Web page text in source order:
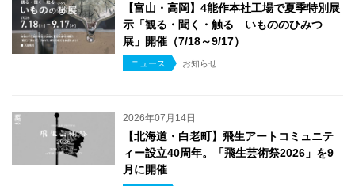
【富山・高岡】4能作本社工場で夏季特別展
示「観る・聞く・触る いもののひみつ
展」開催（7/18～9/17）
ニュース お知らせ
2026年07月14日
【北海道・白老町】飛生アートコミュニテ
ィー設立40周年。「飛生芸術祭2026」を9
月に開催